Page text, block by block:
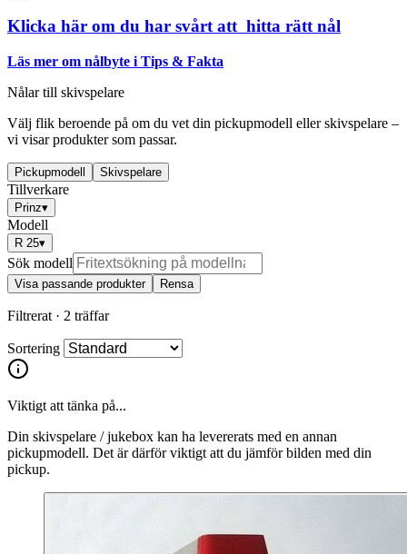
Klicka här om du har svårt att hitta rätt nål
Läs mer om nålbyte i Tips & Fakta
Nålar till skivspelare
Välj flik beroende på om du vet din pickupmodell eller skivspelare –
vi visar produkter som passar.
Pickupmodell Skivspelare
Tillverkare
Prinz▾
Modell
R 25▾
Sök modell
Visa passande produkter Rensa
Filtrerat · 2 träffar
Sortering
Viktigt att tänka på...
Din skivspelare / jukebox kan ha levererats med en annan
pickupmodell. Det är därför viktigt att du jämför bilden med din
pickup.